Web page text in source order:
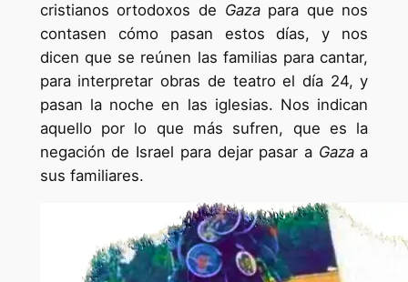
cristianos ortodoxos de Gazapara que nos
contasen cómo pasan estos días, y nos
dicen que se reúnen las familias para cantar,
para interpretar obras de teatro el día 24, y
pasan la noche en las iglesias. Nos indican
aquello por lo que más sufren, que es la
negación de Israel para dejar pasar a Gazaa
sus familiares.